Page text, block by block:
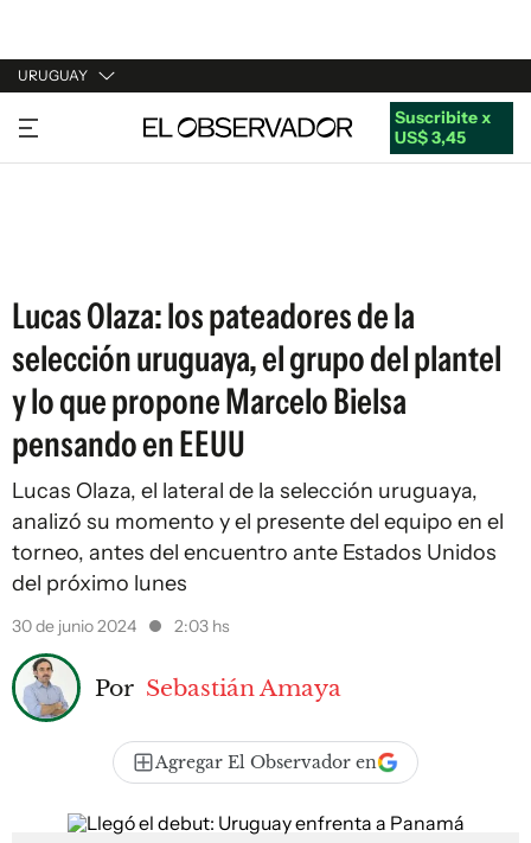
URUGUAY
URUGUAY
ARGENTINA
Suscribite x
US$ 3,45
Lucas Olaza: los pateadores de la
selección uruguaya, el grupo del plantel
y lo que propone Marcelo Bielsa
pensando en EEUU
Lucas Olaza, el lateral de la selección uruguaya,
analizó su momento y el presente del equipo en el
torneo, antes del encuentro ante Estados Unidos
del próximo lunes
30 de junio 2024 2:03 hs
Por Sebastián Amaya
Agregar El Observador en